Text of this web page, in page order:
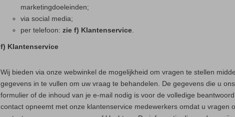
marketingdoeleinden;
via social media;
per telefoon:zie f) Klantenservice
f) Klantenservice
Wij bieden via onze webwinkel de mogelijkheid om vragen te stellen
gegevens in te vullen om uw vraag te behandelen. De gegevens die u
formulier of de inhoud van je e-mail nodig is voor de volledige
contact opneemt met onze klantenservice medewerkers omdat u vragen